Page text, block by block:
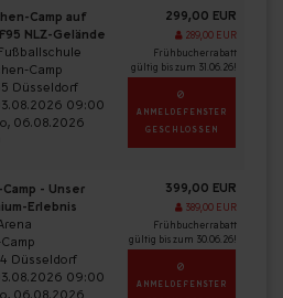
Camp auf
NLZ-Gelände
Camp
Düsseldorf
09:00
06.08.2026
299,00 EUR
289,00 EUR
Frühbucherrabatt
gültig bis zum 31.06.26!
ANMELDEFENSTER
GESCHLOSSEN
- Unser
Erlebnis
Düsseldorf
09:00
06.08.2026
399,00 EUR
389,00 EUR
Frühbucherrabatt
gültig bis zum 30.06.26!
ANMELDEFENSTER